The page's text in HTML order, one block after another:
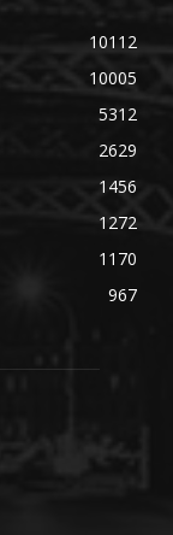
10112
10005
5312
2629
1456
1272
1170
967